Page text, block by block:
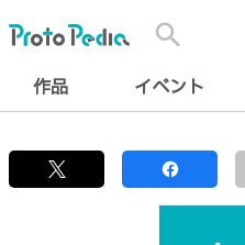
search
作品 イベント